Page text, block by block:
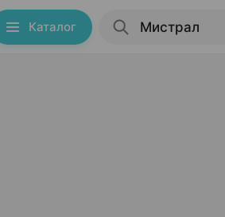
Каталог